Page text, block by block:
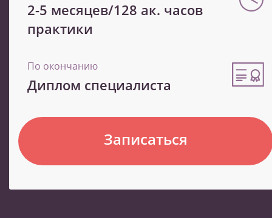
2-5 месяцев/128 ак. часов
практики
По окончанию
Диплом специалиста
Записаться